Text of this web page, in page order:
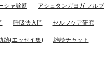
シャ診断 アシュタンガヨガ フル
呼吸法入門 セルフケア研究
跡(エッセイ集) 雑談チャット